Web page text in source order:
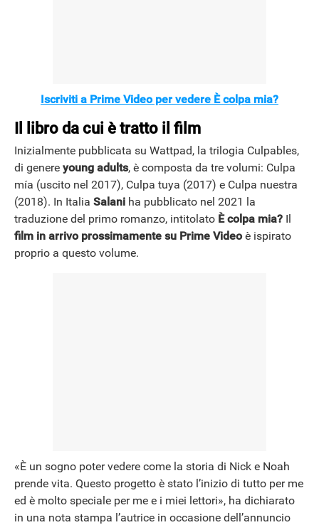
Iscriviti a Prime Video per vedere È colpa mia?
Il libro da cui è tratto il film
Inizialmente pubblicata su Wattpad, la trilogia Culpables,
di genere young adults, è composta da tre volumi: Culpa
mía (uscito nel 2017), Culpa tuya (2017) e Culpa nuestra
(2018). In Italia Salani ha pubblicato nel 2021 la
traduzione del primo romanzo, intitolato È colpa mia? Il
film in arrivo prossimamente su Prime Videoè ispirato
proprio a questo volume.
«È un sogno poter vedere come la storia di Nick e Noah
prende vita. Questo progetto è stato l’inizio di tutto per me
ed è molto speciale per me e i miei lettori», ha dichiarato
in una nota stampa l’autrice in occasione dell’annuncio